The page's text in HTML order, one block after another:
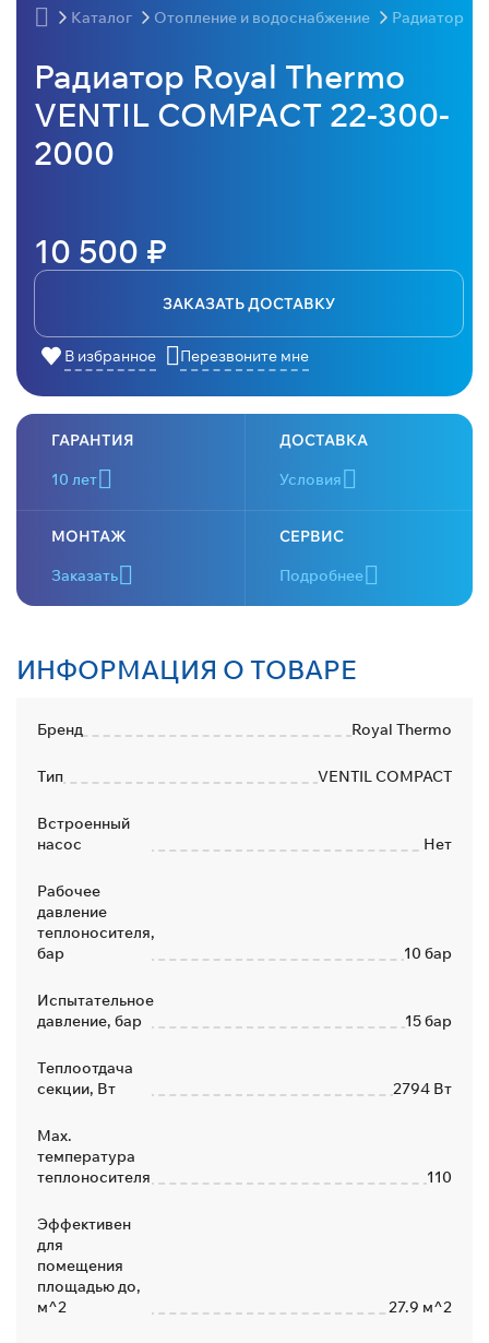
Каталог Отопление и водоснабжение Радиаторы
Радиатор Royal Thermo
VENTIL COMPACT 22-300-
2000
10 500 ₽
ЗАКАЗАТЬ ДОСТАВКУ
В избранное Перезвоните мне
ГАРАНТИЯ
10 лет
ДОСТАВКА
Условия
МОНТАЖ
Заказать
СЕРВИС
Подробнее
ИНФОРМАЦИЯ О ТОВАРЕ
Бренд Royal Thermo
Тип VENTIL COMPACT
Встроенный
насос
Нет
Рабочее
давление
теплоносителя,
бар
10 бар
Испытательное
давление, бар
15 бар
Теплоотдача
секции, Вт
2794 Вт
Max.
температура
теплоносителя
110
Эффективен
для
помещения
площадью до,
м^2
27.9 м^2